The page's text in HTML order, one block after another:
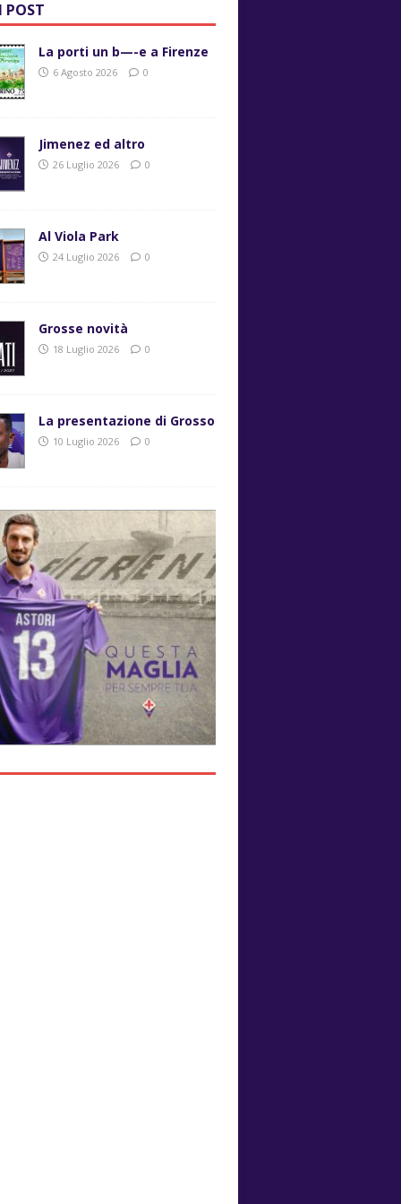
POST
La porti un b—-e a Firenze
6 Agosto 2026 0
Jimenez ed altro
26 Luglio 2026 0
Al Viola Park
24 Luglio 2026 0
Grosse novità
18 Luglio 2026 0
La presentazione di Grosso
10 Luglio 2026 0